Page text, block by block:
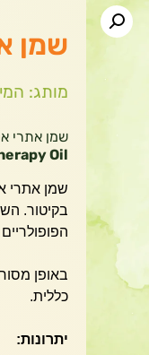
שמן
מותג:
שמן אתרי
Oil
שמן אתרי
בקיטור.
באופן
כללית.
יתרונות: